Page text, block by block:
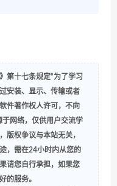
第十七条规定“为了学习
安装、显示、传输或者
件著作权人许可，不向
网络，仅供用户交流学
版权争议与本站无关，
，需在24小时内从您的
请您自行承担，如果您
的服务。